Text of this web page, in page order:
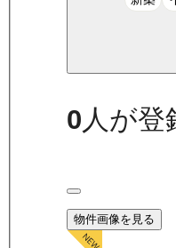
0 人が登
物件画像を見る